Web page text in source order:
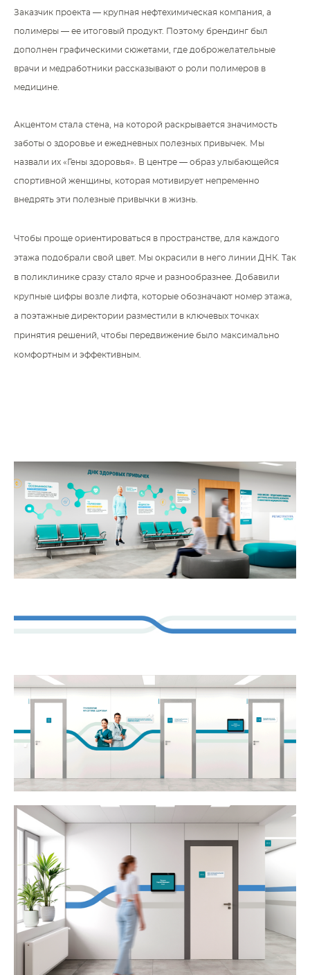
Заказчик проекта — крупная нефтехимическая компания, а
полимеры — ее итоговый продукт. Поэтому брендинг был
дополнен графическими сюжетами, где доброжелательные
врачи и медработники рассказывают о роли полимеров в
медицине
Акцентом стала стена, на которой раскрывается значимость
заботы о здоровье и ежедневных полезных привычек. Мы
назвали их «Гены здоровья». В центре — образ улыбающейся
спортивной женщины, которая мотивирует непременно
внедрять эти полезные привычки в жизнь.
Чтобы проще ориентироваться в пространстве, для каждого
этажа подобрали свой цвет. Мы окрасили в него линии ДНК. Так
в поликлинике сразу стало ярче и разнообразнее. Добавили
крупные цифры возле лифта, которые обозначают номер этажа,
а поэтажные директории разместили в ключевых точках
принятия решений, чтобы передвижение было максимально
комфортным и эффективным.